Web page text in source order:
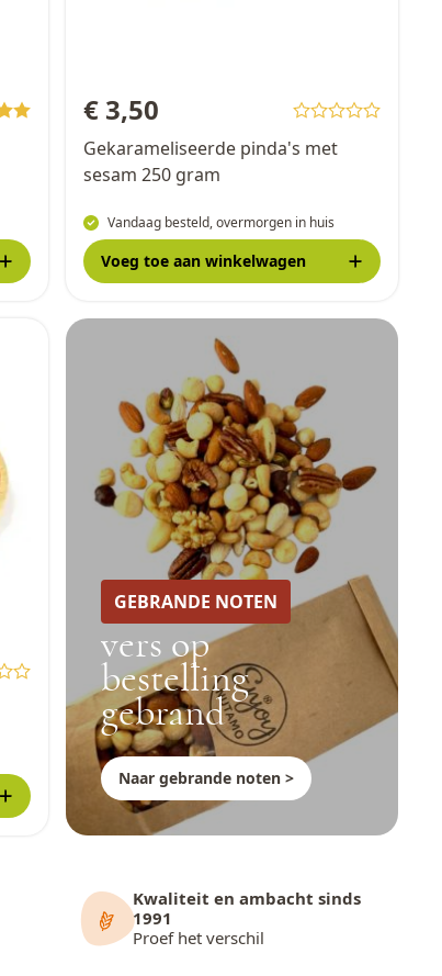
€ 3,50
Gekarameliseerde pinda's met
sesam 250 gram
Vandaag besteld, overmorgen in huis
Voeg toeaan winkelwagen
Kwaliteit en ambacht sinds
1991
Proef het verschil
GEBRANDE NOTEN
vers op
bestelling
gebrand
Naar gebrande noten >